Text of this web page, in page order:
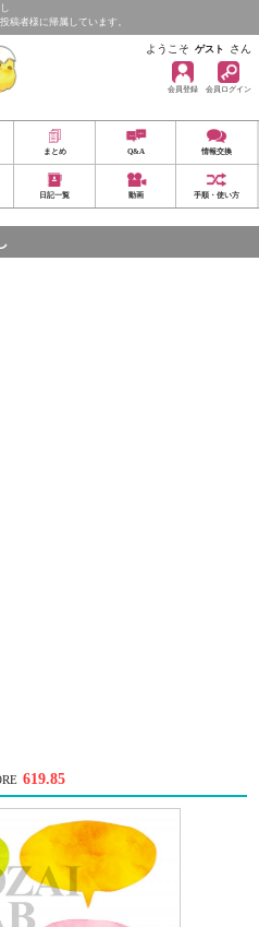
稿者様に帰属しています。
ようこそ ゲスト さん
会員登録 会員ログイン
まとめ Q&A 情報交換
日記一覧 動画 手順・使い方
619.85